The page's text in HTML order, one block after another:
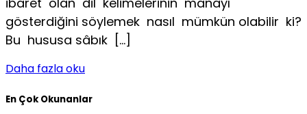
gösterdiğini söylemek nasıl mümkün olabilir ki?
Bu hususa sâbık […]
Daha fazla oku
En Çok Okunanlar